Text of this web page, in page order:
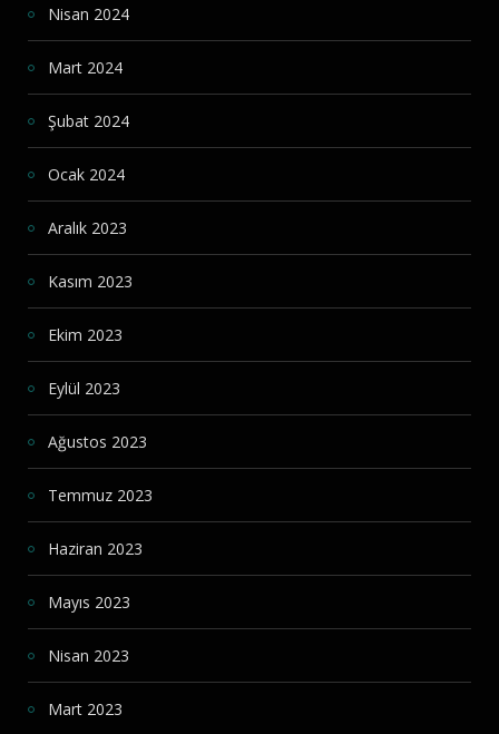
Nisan 2024
Mart 2024
Şubat 2024
Ocak 2024
Aralık 2023
Kasım 2023
Ekim 2023
Eylül 2023
Ağustos 2023
Temmuz 2023
Haziran 2023
Mayıs 2023
Nisan 2023
Mart 2023